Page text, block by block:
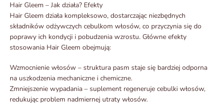
Hair Gleem – Jak działa? Efekty
Hair Gleem działa kompleksowo, dostarczając niezbędnych
składników odżywczych cebulkom włosów, co przyczynia się do
poprawy ich kondycji i pobudzenia wzrostu. Główne efekty
stosowania Hair Gleem obejmują:
Wzmocnienie włosów – struktura pasm staje się bardziej odporna
na uszkodzenia mechaniczne i chemiczne.
Zmniejszenie wypadania – suplement regeneruje cebulki włosów,
redukując problem nadmiernej utraty włosów.